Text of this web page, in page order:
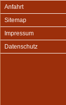
Anfahrt
Sitemap
Impressum
Datenschutz